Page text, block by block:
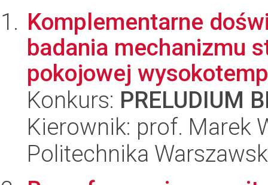
Komplementarne
badania mechanizmu
pokojowej
Konkurs: PRELUDIUM
Kierownik: prof. Marek
Politechnika